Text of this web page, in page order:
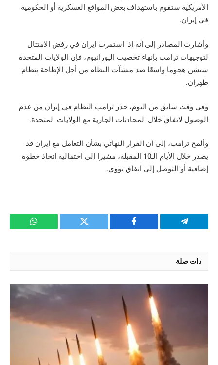
الأمريكية ستقوم باستهداف بعض المواقع العسكرية أو الحكومية
في إيران.
وأشارت المصادر إلى أنه إذا استمرت إيران في رفض الامتثال
لتوجيهات ترامب بإنهاء تخصيب اليورانيوم، فإن الولايات المتحدة
ستشن هجوما واسعًا ضد منشآت النظام من أجل الإطاحة بنظام
طهران.
وفي وقت سابق من اليوم، حذر ترامب النظام في إيران من عدم
الوصول لاتفاق خلال المحادثات الجارية مع الولايات المتحدة.
وألمح ترامب، إلى أن القرار النهائي بشأن التعامل مع إيران قد
يصدر خلال الأيام الـ10 المقبلة، مشيرا إلى احتمالية اتخاذ خطوة
إضافية أو التوصل إلى اتفاق نووي.
تيلقرام فيسبوك تويتر واتساب
ذات صلة